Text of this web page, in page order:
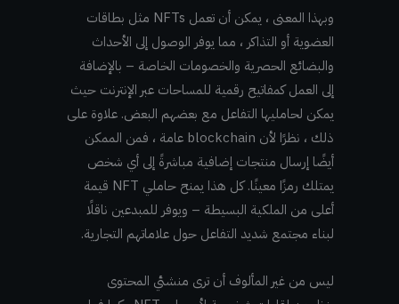
وبهذا المعنى ، يمكن أن تعمل NFTs مثل بطاقات
العضوية أو التذاكر ، مما يوفر الوصول إلى الأحداث
والبضائع الحصرية والخصومات الخاصة – بالإضافة
إلى العمل كمفاتيح رقمية للمساحات عبر الإنترنت حيث
يمكن لحامليها التفاعل مع بعضهم البعض. علاوة على
ذلك ، نظرًا لأن blockchain عامة ، فمن الممكن
أيضًا إرسال منتجات إضافية مباشرةً إلى أي شخص
يمتلك رمزًا معينًا. كل هذا يمنح حاملي NFT قيمة
أعلى من الملكية البسيطة – ويوفر للمبدعين ناقلًا
لبناء مجتمع شديد التفاعل حول علاماتهم التجارية.
ليس من غير المألوف أن ترى منشئي المحتوى